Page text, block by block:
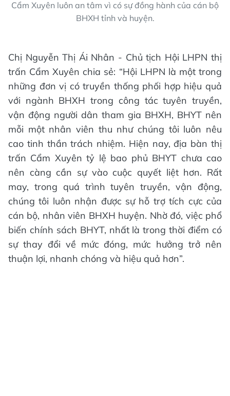
Cẩm Xuyên luôn an tâm vì có sự đồng hành của cán bộ
BHXH tỉnh và huyện.
Chị Nguyễn Thị Ái Nhân - Chủ tịch Hội LHPN thị
trấn Cẩm Xuyên chia sẻ: “Hội LHPN là một trong
những đơn vị có truyền thống phối hợp hiệu quả
với ngành BHXH trong công tác tuyên truyền,
vận động người dân tham gia BHXH, BHYT nên
mỗi một nhân viên thu như chúng tôi luôn nêu
cao tinh thần trách nhiệm. Hiện nay, địa bàn thị
trấn Cẩm Xuyên tỷ lệ bao phủ BHYT chưa cao
nên càng cần sự vào cuộc quyết liệt hơn. Rất
may, trong quá trình tuyên truyền, vận động,
chúng tôi luôn nhận được sự hỗ trợ tích cực của
cán bộ, nhân viên BHXH huyện. Nhờ đó, việc phổ
biến chính sách BHYT, nhất là trong thời điểm có
sự thay đổi về mức đóng, mức hưởng trở nên
thuận lợi, nhanh chóng và hiệu quả hơn”.